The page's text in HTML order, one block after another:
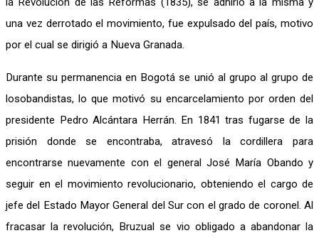
una vez derrotado el movimiento, fue expulsado del país, motivo
por el cual se dirigió a Nueva Granada.
Durante su permanencia en Bogotá se unió al grupo al grupo de
losobandistas, lo que motivó su encarcelamiento por orden del
presidente Pedro Alcántara Herrán. En 1841 tras fugarse de la
prisión donde se encontraba, atravesó la cordillera para
encontrarse nuevamente con el general José María Obando y
seguir en el movimiento revolucionario, obteniendo el cargo de
jefe del Estado Mayor General del Sur con el grado de coronel. Al
fracasar la revolución, Bruzual se vio obligado a abandonar la